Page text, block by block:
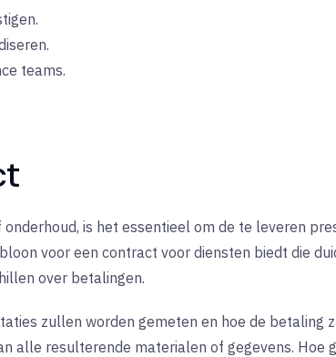
teams.
is het essentieel om de te leveren
voor een contract voor diensten biedt die
over betalingen.
zullen worden gemeten en hoe de betaling
alle resulterende materialen of gegevens. Hoe